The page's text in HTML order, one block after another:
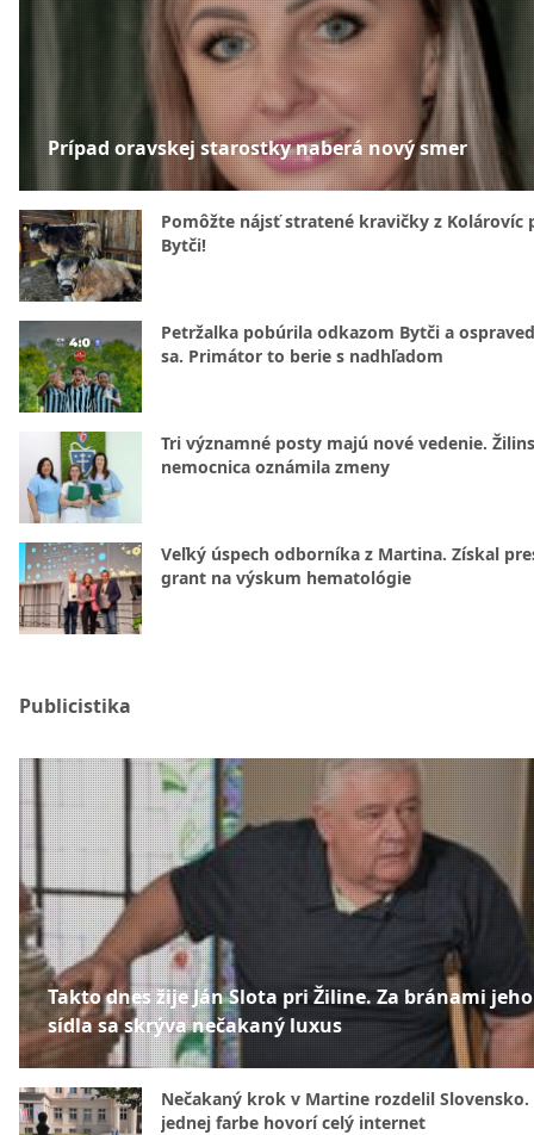
Prípad oravskej starostky naberá nový smer
Pomôžte nájsť stratené kravičky z Kolárovíc
Bytči!
Petržalka pobúrila odkazom Bytči a
sa. Primátor to berie s nadhľadom
Tri významné posty majú nové vedenie.
nemocnica oznámila zmeny
Veľký úspech odborníka z Martina. Získal
grant na výskum hematológie
Publicistika
Takto dnes žije Ján Slota pri Žiline. Za bránami jeho
sídla sa skrýva nečakaný luxus
Nečakaný krok v Martine rozdelil Slovensko.
jednej farbe hovorí celý internet